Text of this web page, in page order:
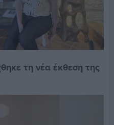
τη νέα έκθεση της